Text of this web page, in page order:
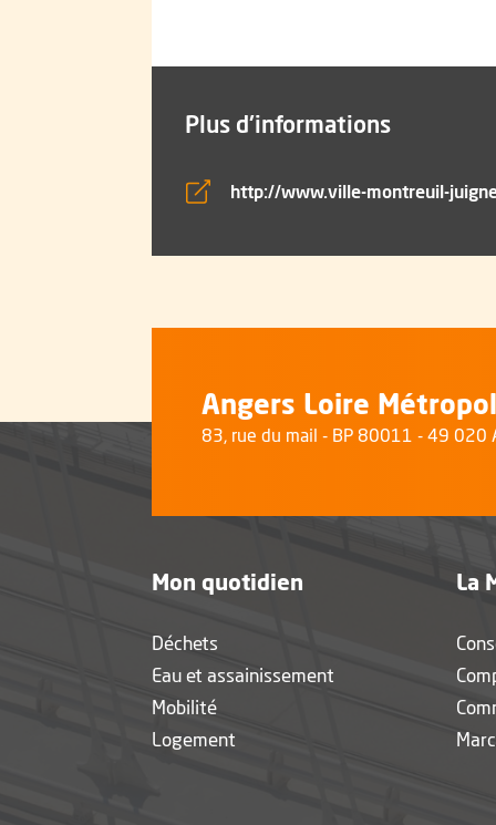
Plus d'informations
http://www.ville-montreuil-
Angers Loire
83, rue du mail - BP 80011 - 49 020
Mon quotidien
Déchets
Eau et assainissement
Mobilité
Logement
La